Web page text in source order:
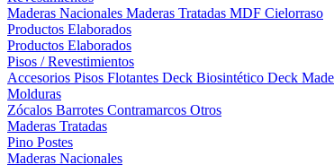
Maderas Nacionales Maderas Tratadas MDF Cielorraso
Productos Elaborados
Productos Elaborados
Pisos / Revestimientos
Accesorios Pisos Flotantes Deck Biosintético Deck
Molduras
Zócalos Barrotes Contramarcos Otros
Maderas Tratadas
Pino Postes
Maderas Nacionales